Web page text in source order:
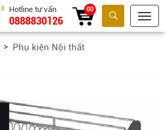
Tìm kiếm
Hotline tư vấn
0888830126
00
Phụ kiện Nội thất